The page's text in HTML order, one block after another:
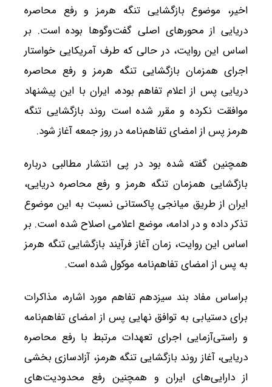
اخیر، موضوع بازگشایی تنگه هرمز و رفع محاصره
دریایی از محورهای اصلی گفت‌وگوها بوده است. بر
اساس این روایت، در حالی که طرف آمریکایی خواستار
اجرای همزمان بازگشایی تنگه هرمز و رفع محاصره
دریایی پس از اعلام تفاهم بوده، ایران با این پیشنهاد
موافقت نکرده و مقرر شده است روند بازگشایی تنگه
هرمز پس از امضای تفاهم‌نامه در روز جمعه آغاز شود.
همچنین گفته شده بود در پی انتشار مطالبی درباره
بازگشایی همزمان تنگه هرمز و رفع محاصره دریایی،
ایران از طریق میانجی پاکستانی نسبت به این موضوع
تذکر داده و در ادامه، موضع اعلامی اصلاح شده است. بر
اساس این روایت، زمان آغاز فرآیند بازگشایی تنگه هرمز
به پس از امضای تفاهم‌نامه موکول شده است.
براساس مفاد بند سیزدهم تفاهم مورد اشاره، مذاکرات
برای دستیابی به توافق نهایی پس از امضای تفاهم‌نامه
و راستی‌آزمایی اجرای تعهدات مرتبط با رفع محاصره
دریایی، آغاز روند بازگشایی تنگه هرمز، آزادسازی بخشی
از دارایی‌های ایران و همچنین رفع محدودیت‌های